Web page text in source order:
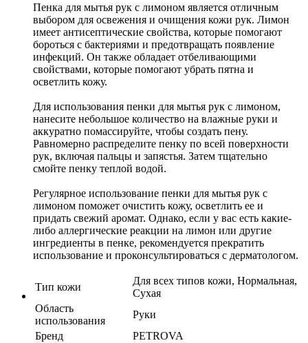
Пенка для мытья рук с лимоном является отличным
выбором для освежения и очищения кожи рук. Лимон
имеет антисептические свойства, которые помогают
бороться с бактериями и предотвращать появление
инфекций. Он также обладает отбеливающими
свойствами, которые помогают убрать пятна и
осветлить кожу.
Для использования пенки для мытья рук с лимоном,
нанесите небольшое количество на влажные руки и
аккуратно помассируйте, чтобы создать пену.
Равномерно распределите пенку по всей поверхности
рук, включая пальцы и запястья. Затем тщательно
смойте пенку теплой водой.
Регулярное использование пенки для мытья рук с
лимоном поможет очистить кожу, осветлить ее и
придать свежий аромат. Однако, если у вас есть какие-
либо аллергические реакции на лимон или другие
ингредиенты в пенке, рекомендуется прекратить
использование и проконсультироваться с дерматологом.
Тип кожи
Для всех типов кожи, Нормальная,
Сухая
Область
использования
Руки
Бренд
PETROVA